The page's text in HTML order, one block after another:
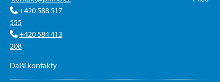
+420 588 517
555
+420 584 413
208
Další kontakty